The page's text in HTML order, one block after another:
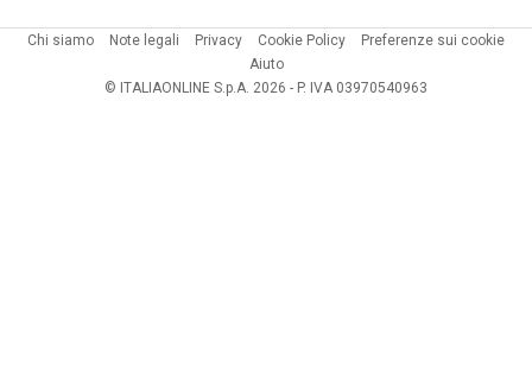
Chi siamo Note legali Privacy Cookie Policy
Preferenze sui cookie
Aiuto
© ITALIAONLINE S.p.A. 2026 - P. IVA 03970540963